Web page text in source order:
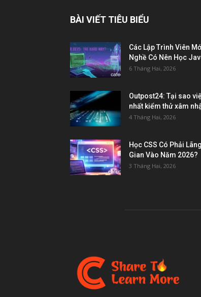
BÀI VIẾT TIÊU BIỂU
Các Lập Trình Viên
Nghề Có Nên Học
6 Tháng Hai, 2026
Outpost24: Tại sao
nhất kiểm thử xâm
4 Tháng Hai, 2026
Học CSS Có Phải
Gian Vào Năm 2026?
3 Tháng Hai, 2026